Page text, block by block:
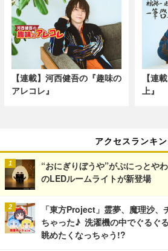
【連載】河西健吾の『趣味の
アレコレ』
【連
上』
アクセスランキ
“おにぎりぼうや”がぷにっとや
のLEDルームライトが新登場
「東方Project」霊夢、魔理沙、
ちゃった♪ 洗濯機の中でぐるぐ
眺めたくなっちゃう!?